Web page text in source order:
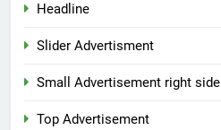
Headline
Slider Advertisment
Small Advertisement right side
Top Advertisement